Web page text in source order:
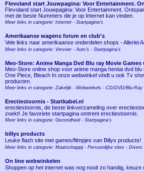
Flevoland start Jouwpagina: Voor Entertainment.
Flevoland start Jouwpagina: Voor Entertainment.
met de beste Nummers die je op Internet kan vinden.
Meer links in categorie: Internet - Startpagina's
Amerikaanse wagens forum en club's
Vele links naar amerikaanse onderdelen shops - Allerlei
Meer links in categorie: Vervoer - Auto's - Startpagina's
Meo-Store: Anime Manga Dvd Blu ray Movie Games
Meo-Store online shop voor anime manga hentai dvd
One Piece, Bleach In onze webwinkel vindt u ook Tv
producten.
Meer links in categorie: Zakelijk - Webwinkels - CD/DVD/Blu-Ray
Erectiestoornis - Startkabel.nl
erectiestoornis, de beste linkverzameling over
zoekt! Je favoriete startpagina omtrent erectiestoornis.
Meer links in categorie: Gezondheid - Startpagina's
billys products
Leuke flash site met games/filmpjes van Billys products!
Meer links in categorie: Maatschappij - Persoonlijke sites - Divers
On line webwinkelen
Shoppen op het internet was nog nooit zo handig,